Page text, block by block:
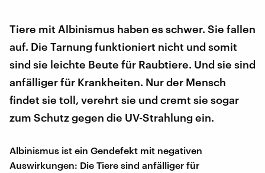
Tiere mit Albinismus haben es schwer. Sie fallen
auf. Die Tarnung funktioniert nicht und somit
sind sie leichte Beute für Raubtiere. Und sie sind
anfälliger für Krankheiten. Nur der Mensch
findet sie toll, verehrt sie und cremt sie sogar
zum Schutz gegen die UV-Strahlung ein.
Albinismus ist ein Gendefekt mit negativen
Auswirkungen: Die Tiere sind anfälliger für